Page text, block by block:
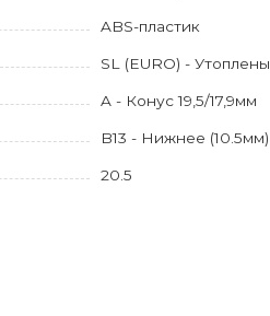
ABS-пластик
SL (EURO) - Утоплены
A - Конус 19,5/17,9мм
B13 - Нижнее (10.5мм)
20.5